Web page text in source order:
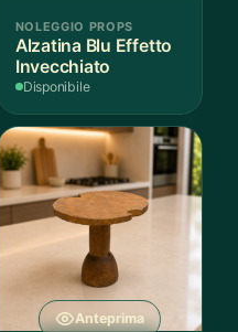
NOLEGGIO PROPS
Alzatina Blu Effetto
Invecchiato
Disponibile
Anteprima